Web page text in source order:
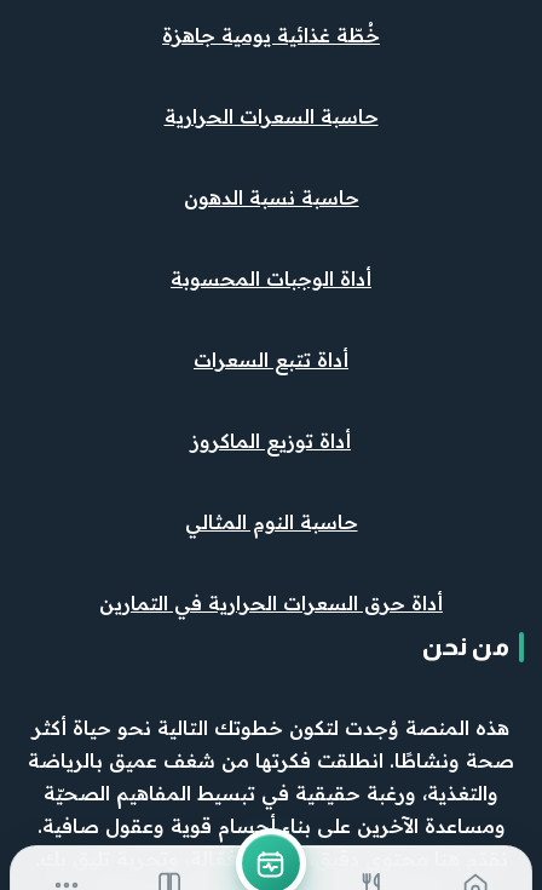
خُطّة غذائية يومية جاهزة
حاسبة السعرات الحرارية
حاسبة نسبة الدهون
أداة الوجبات المحسوبة
أداة تتبع السعرات
أداة توزيع الماكروز
حاسبة النوم المثالي
أداة حرق السعرات الحرارية في التمارين
من نحن
هذه المنصة وُجدت لتكون خطوتك التالية نحو حياة أكثر
صحة ونشاطًا. انطلقت فكرتها من شغف عميق بالرياضة
والتغذية، ورغبة حقيقية في تبسيط المفاهيم الصحيّة
ومساعدة الآخرين على بناء أجسام قوية وعقول صافية.
نقدّم هنا محتوى دقيق، وأدوات فعّالة، وتجربة تليق بك.